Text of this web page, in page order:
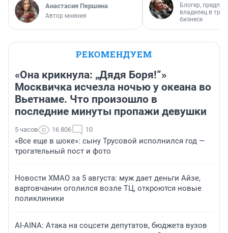
Анастасия Першина
Автор мнения
Блогер,
владелец в
бизнесе
РЕКОМЕНДУЕМ
«Она крикнула: „Дядя Боря!“»
Москвичка исчезла ночью у океана во
Вьетнаме. Что произошло в
последние минуты пропажи девушки
5 часов 16 806 10
«Все еще в шоке»: сыну Трусовой исполнился год —
трогательный пост и фото
Новости ХМАО за 5 августа: муж дает деньги Айзе,
вартовчанин оголился возле ТЦ, откроются новые
поликлиники
AI-AINA: Атака на соцсети депутатов, бюджета вузов